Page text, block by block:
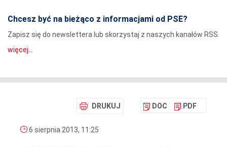
Chcesz być na bieżąco z informacjami od PSE?
Zapisz się do newslettera lub skorzystaj z naszych kanałów RSS.
więcej...
DRUKUJ DOC PDF
6 sierpnia 2013, 11:25